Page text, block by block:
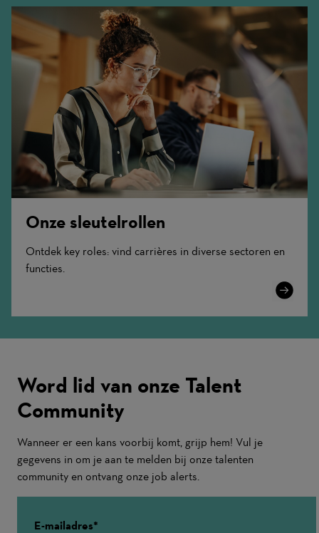
Onze sleutelrollen
Ontdek key roles: vind carrières in diverse sectoren en
functies.
Learn
Word lid van onze Talent
Community
Wanneer er een kans voorbij komt, grijp hem! Vul je
gegevens in om je aan te melden bij onze talenten
community en ontvang onze job alerts.
E-mailadres